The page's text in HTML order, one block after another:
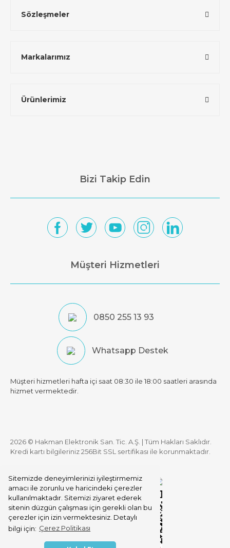
Sitemizde deneyimlerinizi iyileştirmemiz
amacı ile zorunlu ve haricindeki çerezler
kullanılmaktadır. Sitemizi ziyaret ederek
sitenin düzgün çalışması için gerekli olan bu
çerezler için izin vermektesiniz. Detaylı
bilgi için: Çerez Politikası
Sözleşmeler
Markalarımız
Ürünlerimiz
Bizi Takip Edin
Müşteri Hizmetleri
0850 255 13 93
Whatsapp Destek
Müşteri hizmetleri hafta içi saat 08:30 ile 18:00 saatleri arasında
hizmet vermektedir.
2026 © Hakman Elektronik San. Tic. A.Ş. | Tüm Hakları Saklıdır.
Kredi kartı bilgileriniz 256Bit SSL sertifikası ile korunmaktadır.